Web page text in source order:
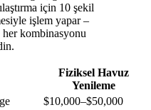
için 10 şekil
işlem yapar –
her kombinasyonu
Fiziksel Havuz
Yenileme
$10,000–$50,000